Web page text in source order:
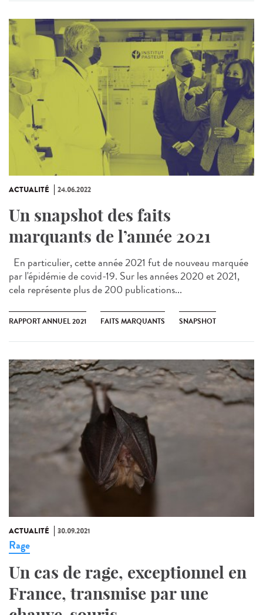
ACTUALITÉ 24.06.2022
Un snapshot des faits
marquants de l’année 2021
En particulier, cette année 2021 fut de nouveau marquée
par l'épidémie de covid-19. Sur les années 2020 et 2021,
cela représente plus de 200 publications...
RAPPORT ANNUEL 2021 FAITS MARQUANTS SNAPSHOT
ACTUALITÉ 30.09.2021
Rage
Un cas de rage, exceptionnel en
France, transmise par une